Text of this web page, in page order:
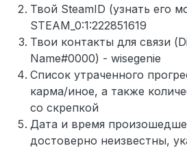
Твой SteamID (узнать его
STEAM_0:1:222851619
Твои контакты для связи
Name#0000) - wisegenie
Список утраченного
карма/иное, а также
со скрепкой
Дата и время
достоверно неизвестны,